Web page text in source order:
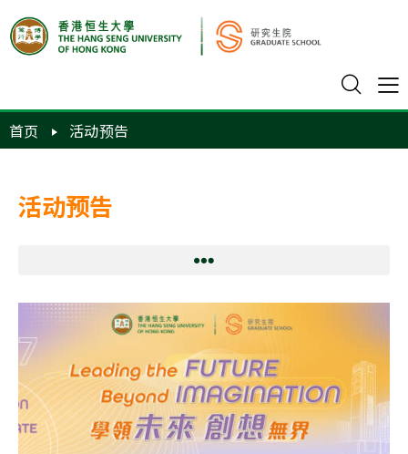
首页 活动预告
活动预告